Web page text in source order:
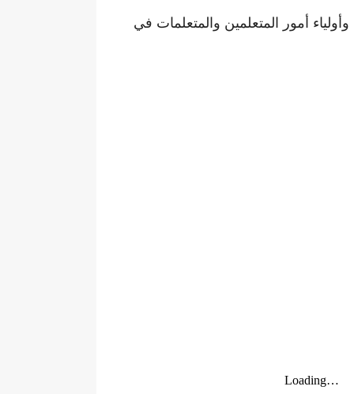
أمور المتعلمين والمتعلمات في